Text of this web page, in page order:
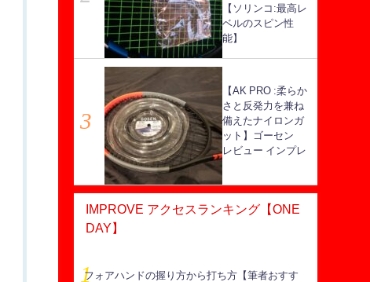
【ソリンコ:最高レ
ベルのスピン性
能】
【AK PRO :柔らか
さと反発力を兼ね
備えたナイロンガ
ット】ゴーセン
レビュー インプレ
IMPROVE アクセスランキング【ONE
DAY】
フォアハンドの握り方から打ち方【筆者おすす